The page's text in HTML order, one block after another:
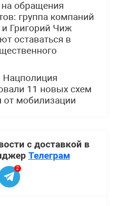
обращения
группа компаний
Григорий Чиж
оставаться в
Нацполиция
11 новых схем
от мобилизации
с доставкой в
Телеграм
2